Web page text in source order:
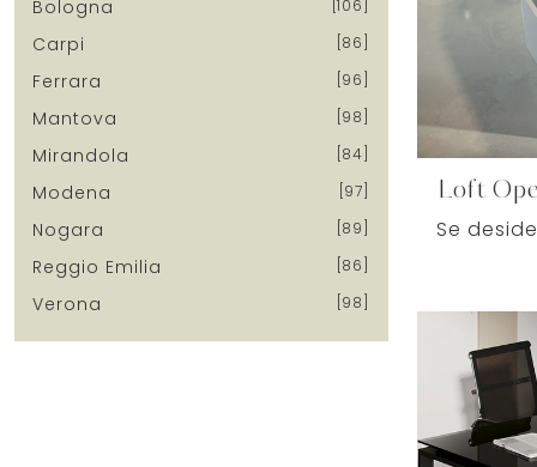
Bologna 106
Carpi 86
Ferrara 96
Mantova 98
Mirandola 84
Modena 97
Nogara 89
Reggio Emilia 86
Verona 98
Loft